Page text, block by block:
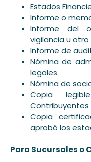
Estados
Informe o
Informe del
vigilancia u
Informe de
Nómina de
legales
Nómina de
Copia
Copia
aprobó los
Para Sucursales o